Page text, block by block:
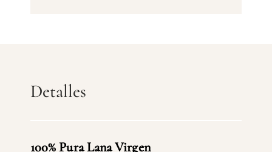
Detalles
100% Pura Lana Virgen